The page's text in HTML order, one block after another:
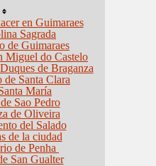
en Guimaraes
Sagrada
de Guimaraes
Miguel do Castelo
de Braganza
de Santa Clara
María
Sao Pedro
de Oliveira
del Salado
de la ciudad
de Penha
San Gualter